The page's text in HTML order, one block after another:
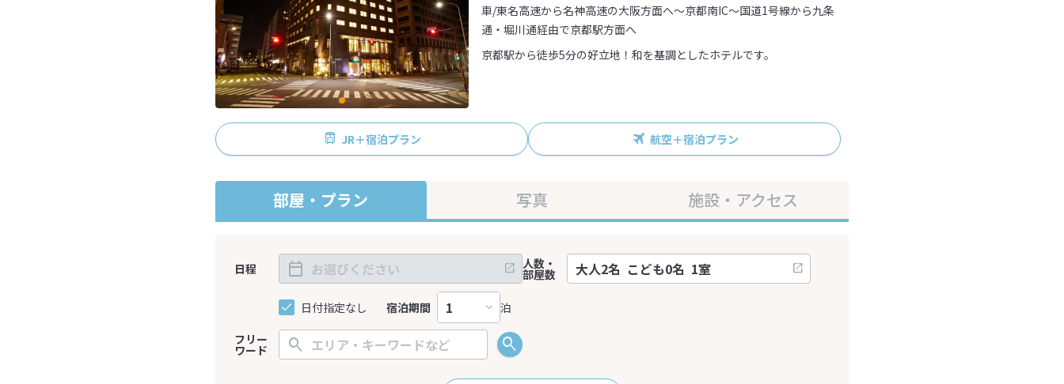
車/東名高速から名神高速の大阪方面へ～京都南IC～国道1号線から九条
通・堀川通経由で京都駅方面へ
京都駅から徒歩5分の好立地！和を基調としたホテルです。
JR＋宿泊プラン 航空＋宿泊プラン
部屋・プラン 写真 施設・アクセス
日程
日付指定なし 宿泊期間 泊
人数・
部屋数
フリー
ワード